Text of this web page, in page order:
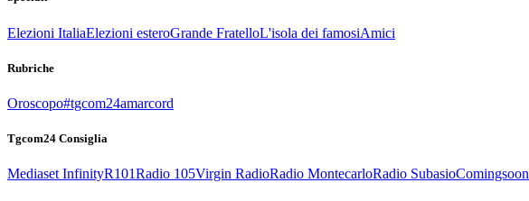
Elezioni ItaliaElezioni esteroGrande FratelloL'isola dei famosiAmici
Rubriche
Oroscopo#tgcom24amarcord
Tgcom24 Consiglia
Mediaset InfinityR101Radio 105Virgin RadioRadio MontecarloRadio SubasioComingsoon